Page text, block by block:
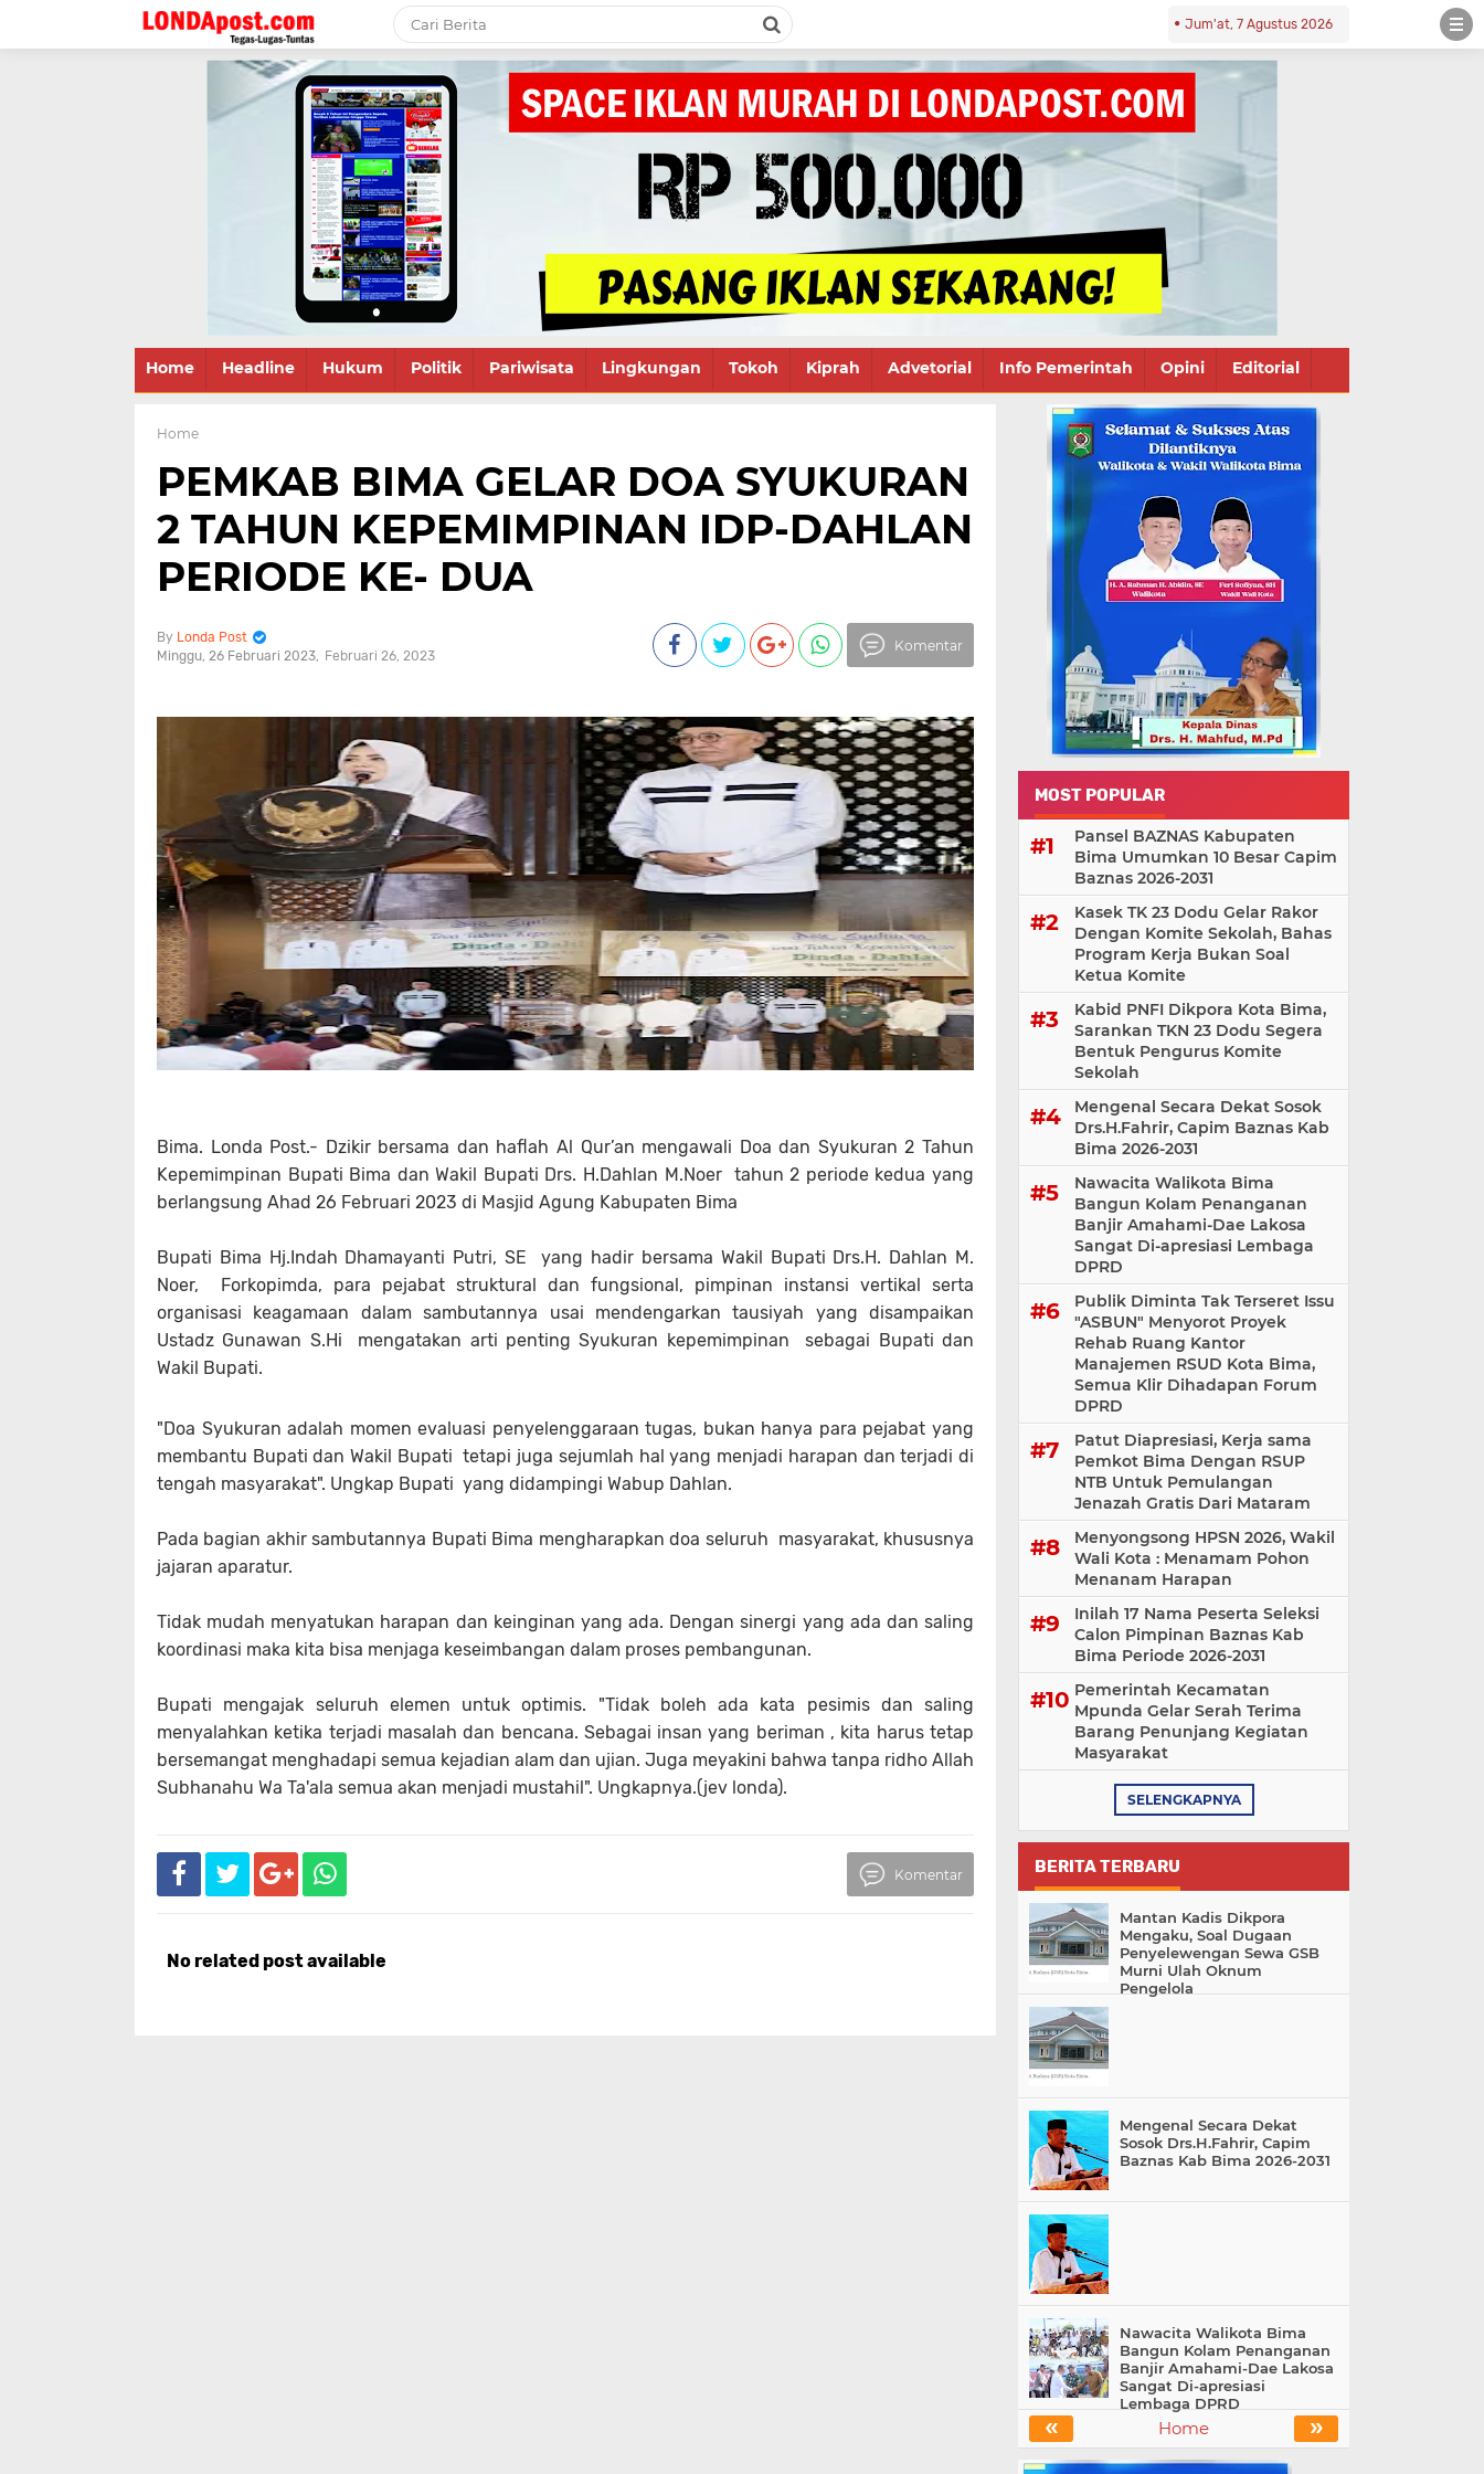
Jum'at, 7 Agustus 2026
Home Headline Hukum Politik Pariwisata Lingkungan Tokoh Kiprah Advetorial Info Pemerintah Opini Editorial
Home
PEMKAB BIMA GELAR DOA SYUKURAN
2 TAHUN KEPEMIMPINAN IDP-DAHLAN
PERIODE KE- DUA
Londa Post
Minggu, 26 Februari 2023
Februari 26, 2023
Komentar
Bima. Londa Post.- Dzikir bersama dan haflah Al Qur’an mengawali Doa dan Syukuran 2 Tahun
Kepemimpinan Bupati Bima dan Wakil Bupati Drs. H.Dahlan M.Noer tahun 2 periode kedua yang
berlangsung Ahad 26 Februari 2023 di Masjid Agung Kabupaten Bima
Bupati Bima Hj.Indah Dhamayanti Putri, SE yang hadir bersama Wakil Bupati Drs.H. Dahlan M.
Noer, Forkopimda, para pejabat struktural dan fungsional, pimpinan instansi vertikal serta
organisasi keagamaan dalam sambutannya usai mendengarkan tausiyah yang disampaikan
Ustadz Gunawan S.Hi mengatakan arti penting Syukuran kepemimpinan sebagai Bupati dan
Wakil Bupati.
"Doa Syukuran adalah momen evaluasi penyelenggaraan tugas, bukan hanya para pejabat yang
membantu Bupati dan Wakil Bupati tetapi juga sejumlah hal yang menjadi harapan dan terjadi di
tengah masyarakat". Ungkap Bupati yang didampingi Wabup Dahlan.
Pada bagian akhir sambutannya Bupati Bima mengharapkan doa seluruh masyarakat, khususnya
jajaran aparatur.
Tidak mudah menyatukan harapan dan keinginan yang ada. Dengan sinergi yang ada dan saling
koordinasi maka kita bisa menjaga keseimbangan dalam proses pembangunan.
Bupati mengajak seluruh elemen untuk optimis. "Tidak boleh ada kata pesimis dan saling
menyalahkan ketika terjadi masalah dan bencana. Sebagai insan yang beriman , kita harus tetap
bersemangat menghadapi semua kejadian alam dan ujian. Juga meyakini bahwa tanpa ridho Allah
Subhanahu Wa Ta'ala semua akan menjadi mustahil". Ungkapnya.(jev londa).
Komentar
No related post available
MOST POPULAR
Pansel BAZNAS Kabupaten
Bima Umumkan 10 Besar Capim
Baznas 2026-2031
Kasek TK 23 Dodu Gelar Rakor
Dengan Komite Sekolah, Bahas
Program Kerja Bukan Soal
Ketua Komite
Kabid PNFI Dikpora Kota Bima,
Sarankan TKN 23 Dodu Segera
Bentuk Pengurus Komite
Sekolah
Mengenal Secara Dekat Sosok
Drs.H.Fahrir, Capim Baznas Kab
Bima 2026-2031
Nawacita Walikota Bima
Bangun Kolam Penanganan
Banjir Amahami-Dae Lakosa
Sangat Di-apresiasi Lembaga
DPRD
Publik Diminta Tak Terseret Issu
"ASBUN" Menyorot Proyek
Rehab Ruang Kantor
Manajemen RSUD Kota Bima,
Semua Klir Dihadapan Forum
DPRD
Patut Diapresiasi, Kerja sama
Pemkot Bima Dengan RSUP
NTB Untuk Pemulangan
Jenazah Gratis Dari Mataram
Menyongsong HPSN 2026, Wakil
Wali Kota : Menamam Pohon
Menanam Harapan
Inilah 17 Nama Peserta Seleksi
Calon Pimpinan Baznas Kab
Bima Periode 2026-2031
Pemerintah Kecamatan
Mpunda Gelar Serah Terima
Barang Penunjang Kegiatan
Masyarakat
SELENGKAPNYA
BERITA TERBARU
Mantan Kadis Dikpora
Mengaku, Soal Dugaan
Penyelewengan Sewa GSB
Murni Ulah Oknum
Pengelola
Mengenal Secara Dekat
Sosok Drs.H.Fahrir, Capim
Baznas Kab Bima 2026-2031
Nawacita Walikota Bima
Bangun Kolam Penanganan
Banjir Amahami-Dae Lakosa
Sangat Di-apresiasi
Lembaga DPRD
« »
Home